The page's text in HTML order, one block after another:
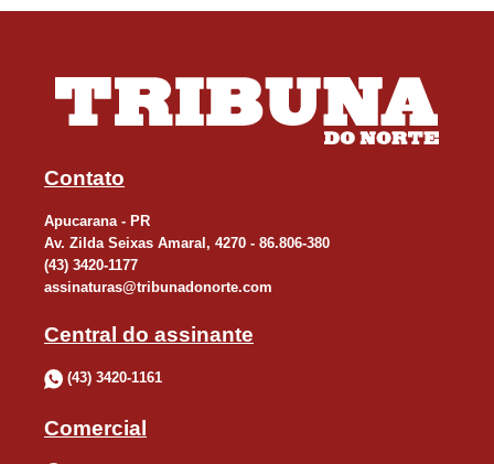
Contato
Apucarana - PR
Av. Zilda Seixas Amaral, 4270 - 86.806-380
(43) 3420-1177
assinaturas@tribunadonorte.com
Central do assinante
(43) 3420-1161
Comercial